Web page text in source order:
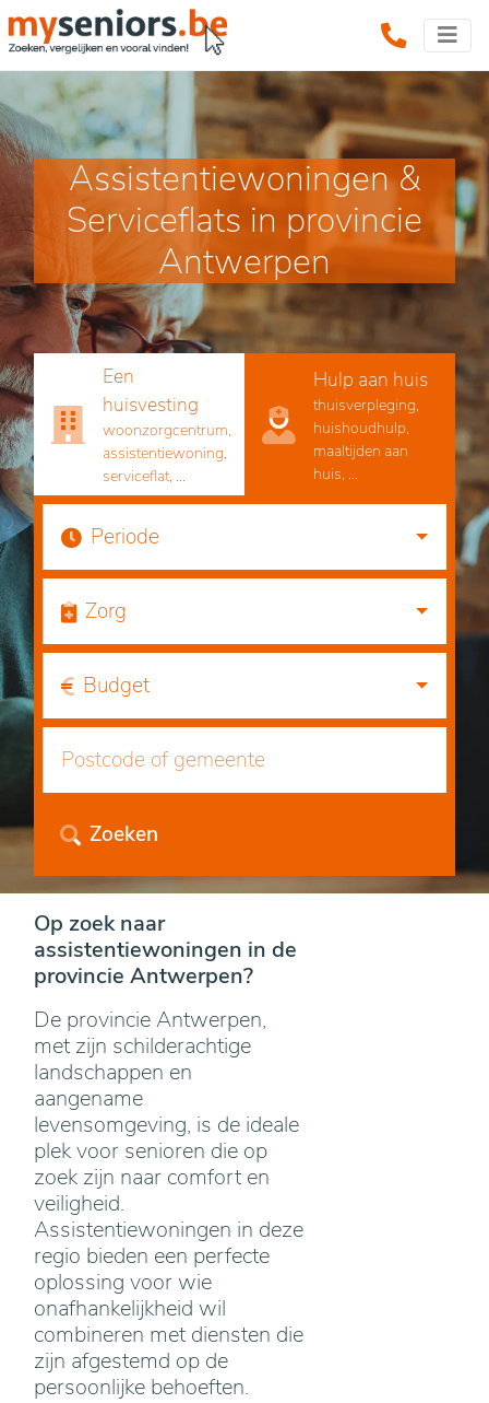
Assistentiewoningen &
Serviceflats in provincie
Antwerpen
Een
huisvesting
woonzorgcentrum,
assistentiewoning,
serviceflat, ...
Hulp aan huis
thuisverpleging,
huishoudhulp,
maaltijden aan
huis, ...
Periode
Zorg
Budget
Zoeken
Op zoek naar
assistentiewoningen in de
provincie Antwerpen?
De provincie Antwerpen,
met zijn schilderachtige
landschappen en
aangename
levensomgeving, is de ideale
plek voor senioren die op
zoek zijn naar comfort en
veiligheid.
Assistentiewoningen in deze
regio bieden een perfecte
oplossing voor wie
onafhankelijkheid wil
combineren met diensten die
zijn afgestemd op de
persoonlijke behoeften.